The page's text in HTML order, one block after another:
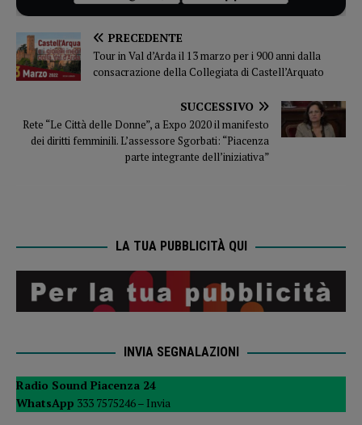
PRECEDENTE
Tour in Val d’Arda il 13 marzo per i 900 anni dalla
consacrazione della Collegiata di Castell’Arquato
SUCCESSIVO
Rete “Le Città delle Donne”, a Expo 2020 il manifesto
dei diritti femminili. L’assessore Sgorbati: “Piacenza
parte integrante dell’iniziativa”
LA TUA PUBBLICITÀ QUI
INVIA SEGNALAZIONI
Radio Sound Piacenza 24
WhatsApp 333 7575246 – Invia